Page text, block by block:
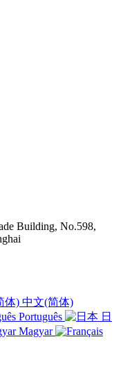
Building, No.598,
中文(简体)
Português
日
Magyar